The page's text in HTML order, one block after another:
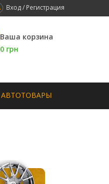
Вход / Регистрация
Ваша корзина
0 грн
АВТОТОВАРЫ